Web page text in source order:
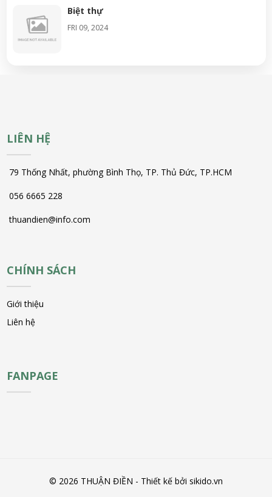
Biệt thự
FRI 09, 2024
LIÊN HỆ
79 Thống Nhất, phường Bình Thọ, TP. Thủ Đức, TP.HCM
056 6665 228
thuandien@info.com
CHÍNH SÁCH
Giới thiệu
Liên hệ
FANPAGE
© 2026 THUẬN ĐIỀN - Thiết kế bởi sikido.vn